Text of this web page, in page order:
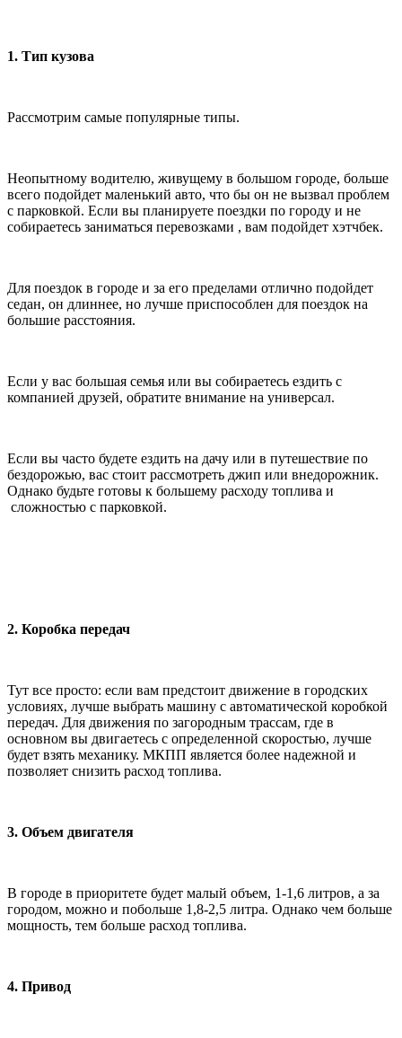
1. Тип кузова
Рассмотрим самые популярные типы.
Неопытному водителю, живущему в большом городе, больше
всего подойдет маленький авто, что бы он не вызвал проблем
с парковкой. Если вы планируете поездки по городу и не
собираетесь заниматься перевозками , вам подойдет хэтчбек.
Для поездок в городе и за его пределами отлично подойдет
седан, он длиннее, но лучше приспособлен для поездок на
большие расстояния.
Если у вас большая семья или вы собираетесь ездить с
компанией друзей, обратите внимание на универсал.
Если вы часто будете ездить на дачу или в путешествие по
бездорожью, вас стоит рассмотреть джип или внедорожник.
Однако будьте готовы к большему расходу топлива и
сложностью с парковкой.
2. Коробка передач
Тут все просто: если вам предстоит движение в городских
условиях, лучше выбрать машину с автоматической коробкой
передач. Для движения по загородным трассам, где в
основном вы двигаетесь с определенной скоростью, лучше
будет взять механику. МКПП является более надежной и
позволяет снизить расход топлива.
3. Объем двигателя
В городе в приоритете будет малый объем, 1-1,6 литров, а за
городом, можно и побольше 1,8-2,5 литра. Однако чем больше
мощность, тем больше расход топлива.
4. Привод